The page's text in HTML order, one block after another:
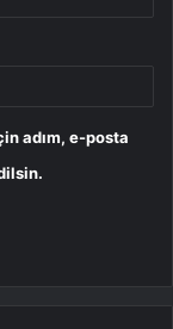
adım, e-posta